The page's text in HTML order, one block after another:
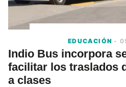
EDUCACIÓN -
Indio Bus incorpora
facilitar los traslados
a clases